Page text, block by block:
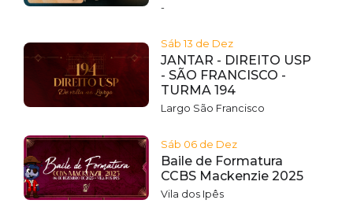
-
Sáb 13 de Dez
JANTAR - DIREITO USP
- SÃO FRANCISCO -
TURMA 194
Largo São Francisco
Sáb 06 de Dez
Baile de Formatura
CCBS Mackenzie 2025
Vila dos Ipês